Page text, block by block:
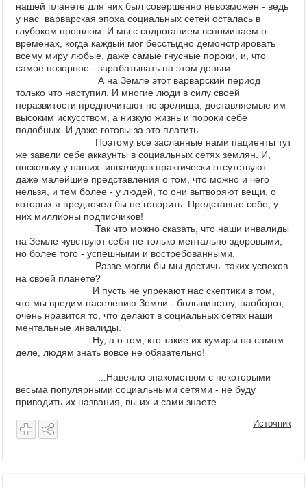
нашей планете для них был совершенно невозможен - ведь
у нас варварская эпоха социальных сетей осталась в
глубоком прошлом. И мы с содроганием вспоминаем о
временах, когда каждый мог бесстыдно демонстрировать
всему миру любые, даже самые гнусные пороки, и, что
самое позорное - зарабатывать на этом деньги.
А на Земле этот варварский период
только что наступил. И многие люди в силу своей
неразвитости предпочитают не зрелища, доставляемые им
высоким искусством, а низкую жизнь и пороки себе
подобных. И даже готовы за это платить.
Поэтому все засланные нами пациенты тут
же завели себе аккаунты в социальных сетях землян. И,
поскольку у наших инвалидов практически отсутствуют
даже малейшие представления о том, что можно и чего
нельзя, и тем более - у людей, то они вытворяют вещи, о
которых я предпочел бы не говорить. Представьте себе, у
них миллионы подписчиков!
Так что можно сказать, что наши инвалиды
на Земле чувствуют себя не только ментально здоровыми,
но более того - успешными и востребованными.
Разве могли бы мы достичь таких успехов
на своей планете?
И пусть не упрекают нас скептики в том,
что мы вредим населению Земли - большинству, наоборот,
очень нравится то, что делают в социальных сетях наши
ментальные инвалиды.
Ну, а о том, кто такие их кумиры на самом
деле, людям знать вовсе не обязательно!
...Навеяло знакомством с некоторыми
весьма популярными социальными сетями - не буду
приводить их названия, вы их и сами знаете
Источник